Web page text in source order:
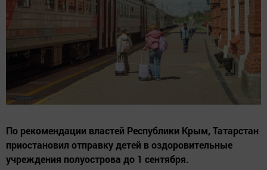
По рекомендации властей Республики Крым, Татарстан
приостановил отправку детей в оздоровительные
учреждения полуострова до 1 сентября.